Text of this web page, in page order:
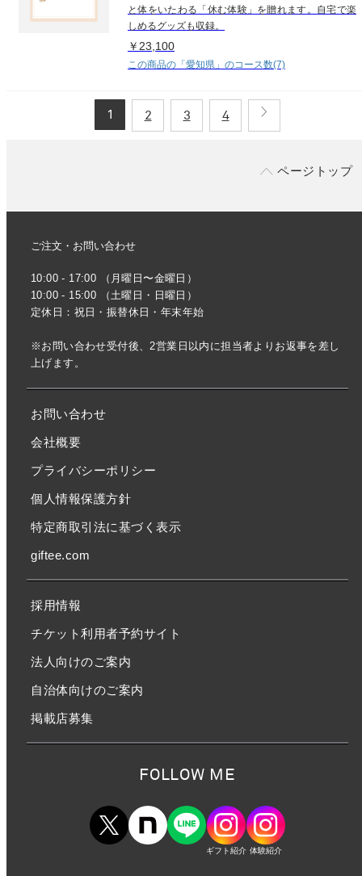
と体をいたわる「休む体験」を贈れます。自宅で楽
しめるグッズも収録。
￥23,100
この商品の「愛知県」のコース数(7)
1 2 3 4
ページトップ
ご注文・お問い合わせ
10:00 - 17:00 （月曜日〜金曜日）
10:00 - 15:00 （土曜日・日曜日）
定休日：祝日・振替休日・年末年始
※お問い合わせ受付後、2営業日以内に担当者よりお返事を差し
上げます。
お問い合わせ
会社概要
プライバシーポリシー
個人情報保護方針
特定商取引法に基づく表示
giftee.com
採用情報
チケット利用者予約サイト
法人向けのご案内
自治体向けのご案内
掲載店募集
FOLLOW ME
ギフト紹介 体験紹介